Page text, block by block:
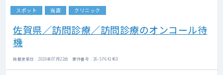
スポット 当直 クリニック
佐賀県／訪問診療／訪問診療のオンコール待
機
掲載更新日 : 2026年07月22日 案件番号 : 26-SF641460